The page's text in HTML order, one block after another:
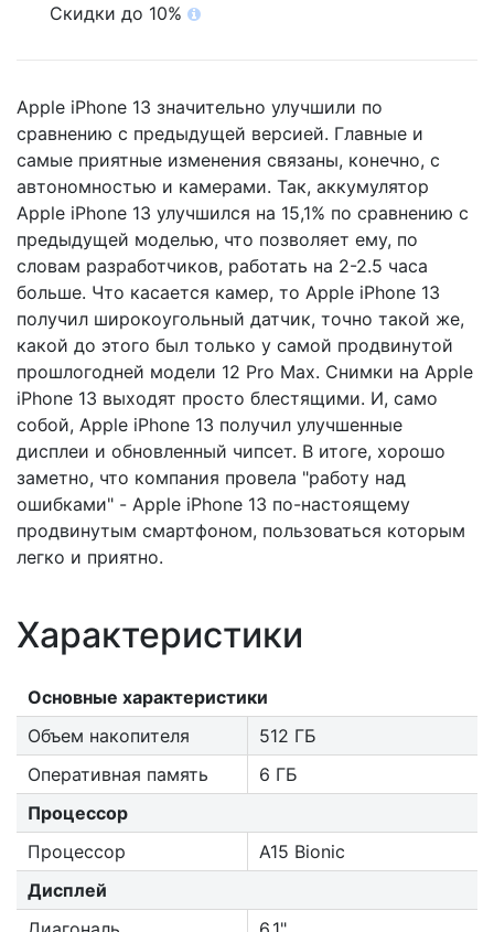
Скидки до 10%
Apple iPhone 13 значительно улучшили по
сравнению с предыдущей версией. Главные и
самые приятные изменения связаны, конечно, с
автономностью и камерами. Так, аккумулятор
Apple iPhone 13 улучшился на 15,1% по сравнению с
предыдущей моделью, что позволяет ему, по
словам разработчиков, работать на 2-2.5 часа
больше. Что касается камер, то Apple iPhone 13
получил широкоугольный датчик, точно такой же,
какой до этого был только у самой продвинутой
прошлогодней модели 12 Pro Max. Снимки на Apple
iPhone 13 выходят просто блестящими. И, само
собой, Apple iPhone 13 получил улучшенные
дисплеи и обновленный чипсет. В итоге, хорошо
заметно, что компания провела "работу над
ошибками" - Apple iPhone 13 по-настоящему
продвинутым смартфоном, пользоваться которым
легко и приятно.
Характеристики
Основные характеристики
Объем накопителя
512 ГБ
Оперативная память
6 ГБ
Процессор
Процессор
A15 Bionic
Дисплей